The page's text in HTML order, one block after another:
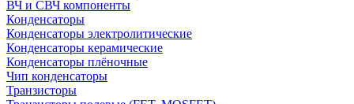
ВЧ и СВЧ компоненты
Конденсаторы
Конденсаторы электролитические
Конденсаторы керамические
Конденсаторы плёночные
Чип конденсаторы
Транзисторы